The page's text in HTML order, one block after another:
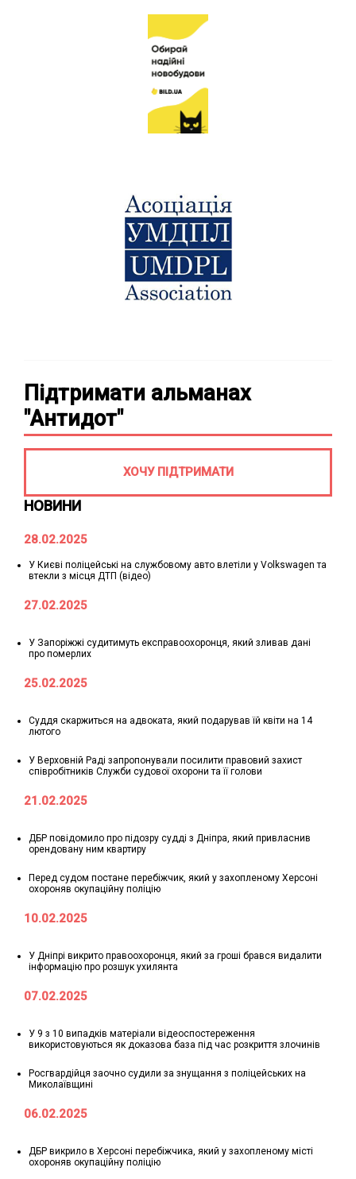
НОВИНИ
28.02.2025
У Києві поліцейські на службовому авто влетіли у Volkswagen та
втекли з місця ДТП (відео)
27.02.2025
У Запоріжжі судитимуть експравоохоронця, який зливав дані
про померлих
25.02.2025
Суддя скаржиться на адвоката, який подарував їй квіти на 14
лютого
У Верховній Раді запропонували посилити правовий захист
співробітників Служби судової охорони та її голови
21.02.2025
ДБР повідомило про підозру судді з Дніпра, який привласнив
орендовану ним квартиру
Перед судом постане перебіжчик, який у захопленому Херсоні
охороняв окупаційну поліцію
10.02.2025
У Дніпрі викрито правоохоронця, який за гроші брався видалити
інформацію про розшук ухилянта
07.02.2025
У 9 з 10 випадків матеріали відеоспостереження
використовуються як доказова база під час розкриття злочинів
Росгвардійця заочно судили за знущання з поліцейських на
Миколаївщині
06.02.2025
ДБР викрило в Херсоні перебіжчика, який у захопленому місті
охороняв окупаційну поліцію
Підтримати альманах
"Антидот"
ХОЧУ ПІДТРИМАТИ